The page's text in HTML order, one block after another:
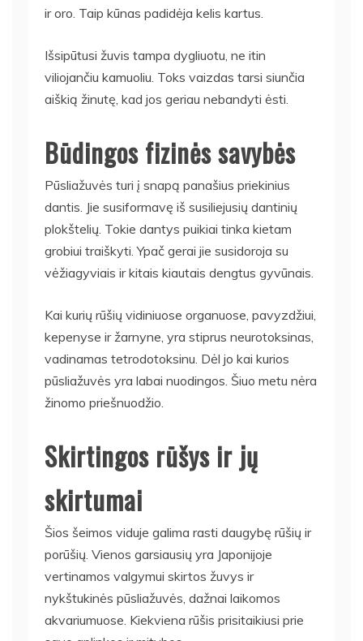
ir oro. Taip kūnas padidėja kelis kartus.
Išsipūtusi žuvis tampa dygliuotu, ne itin
viliojančiu kamuoliu. Toks vaizdas tarsi siunčia
aiškią žinutę, kad jos geriau nebandyti ėsti.
Būdingos fizinės savybės
Pūsliažuvės turi į snapą panašius priekinius
dantis. Jie susiformavę iš susiliejusių dantinių
plokštelių. Tokie dantys puikiai tinka kietam
grobiui traiškyti. Ypač gerai jie susidoroja su
vėžiagyviais ir kitais kiautais dengtus gyvūnais.
Kai kurių rūšių vidiniuose organuose, pavyzdžiui,
kepenyse ir žarnyne, yra stiprus neurotoksinas,
vadinamas tetrodotoksinu. Dėl jo kai kurios
pūsliažuvės yra labai nuodingos. Šiuo metu nėra
žinomo priešnuodžio.
Skirtingos rūšys ir jų
skirtumai
Šios šeimos viduje galima rasti daugybę rūšių ir
porūšių. Vienos garsiausių yra Japonijoje
vertinamos valgymui skirtos žuvys ir
nykštukinės pūsliažuvės, dažnai laikomos
akvariumuose. Kiekviena rūšis prisitaikiusi prie